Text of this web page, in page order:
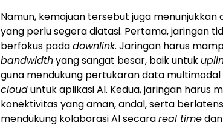
Namun, kemajuan tersebut juga menunjukkan
yang perlu segera diatasi. Pertama, jaringan
berfokus padadownlink. Jaringan harus
bandwidthyang sangat besar, baik untuk
guna mendukung pertukaran data
clouduntuk aplikasi AI. Kedua, jaringan harus
konektivitas yang aman, andal, serta
mendukung kolaborasi AI secarareal time